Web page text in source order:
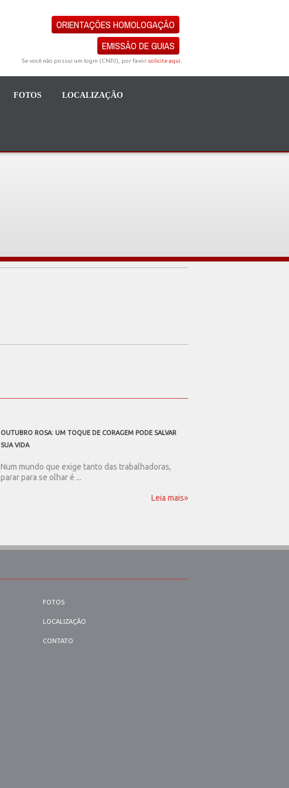
ORIENTAÇÕES HOMOLOGAÇÃO
EMISSÃO DE GUIAS
Se você não possui um login (CNPJ), por favor solicite aqui
FOTOS LOCALIZAÇÃO
OUTUBRO ROSA: UM TOQUE DE CORAGEM PODE SALVAR
SUA VIDA
Num mundo que exige tanto das trabalhadoras,
parar para se olhar é ...
Leia mais»
FOTOS
LOCALIZAÇÃO
CONTATO